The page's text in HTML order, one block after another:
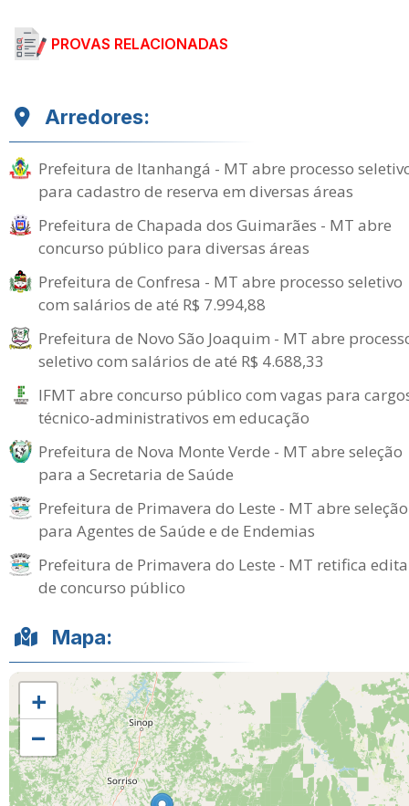
PROVAS RELACIONADAS
Arredores:
Prefeitura de Itanhangá - MT abre processo
para cadastro de reserva em diversas áreas
Prefeitura de Chapada dos Guimarães - MT abre
concurso público para diversas áreas
Prefeitura de Confresa - MT abre processo seletivo
com salários de até R$ 7.994,88
Prefeitura de Novo São Joaquim - MT abre
seletivo com salários de até R$ 4.688,33
IFMT abre concurso público com vagas para
técnico-administrativos em educação
Prefeitura de Nova Monte Verde - MT abre seleção
para a Secretaria de Saúde
Prefeitura de Primavera do Leste - MT abre seleção
para Agentes de Saúde e de Endemias
Prefeitura de Primavera do Leste - MT retifica
de concurso público
Mapa:
+
−